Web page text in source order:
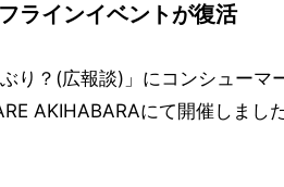
ラインイベントが復活
り？(広報談)」にコンシューマ
AKIHABARAにて開催しまし